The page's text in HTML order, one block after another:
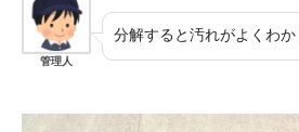
管理人
分解すると汚れがよくわか